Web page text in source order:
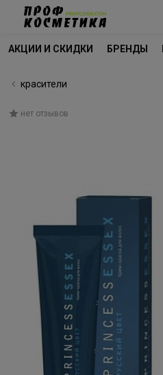
АКЦИИ И СКИДКИ БРЕНДЫ
красители
нет отзывов